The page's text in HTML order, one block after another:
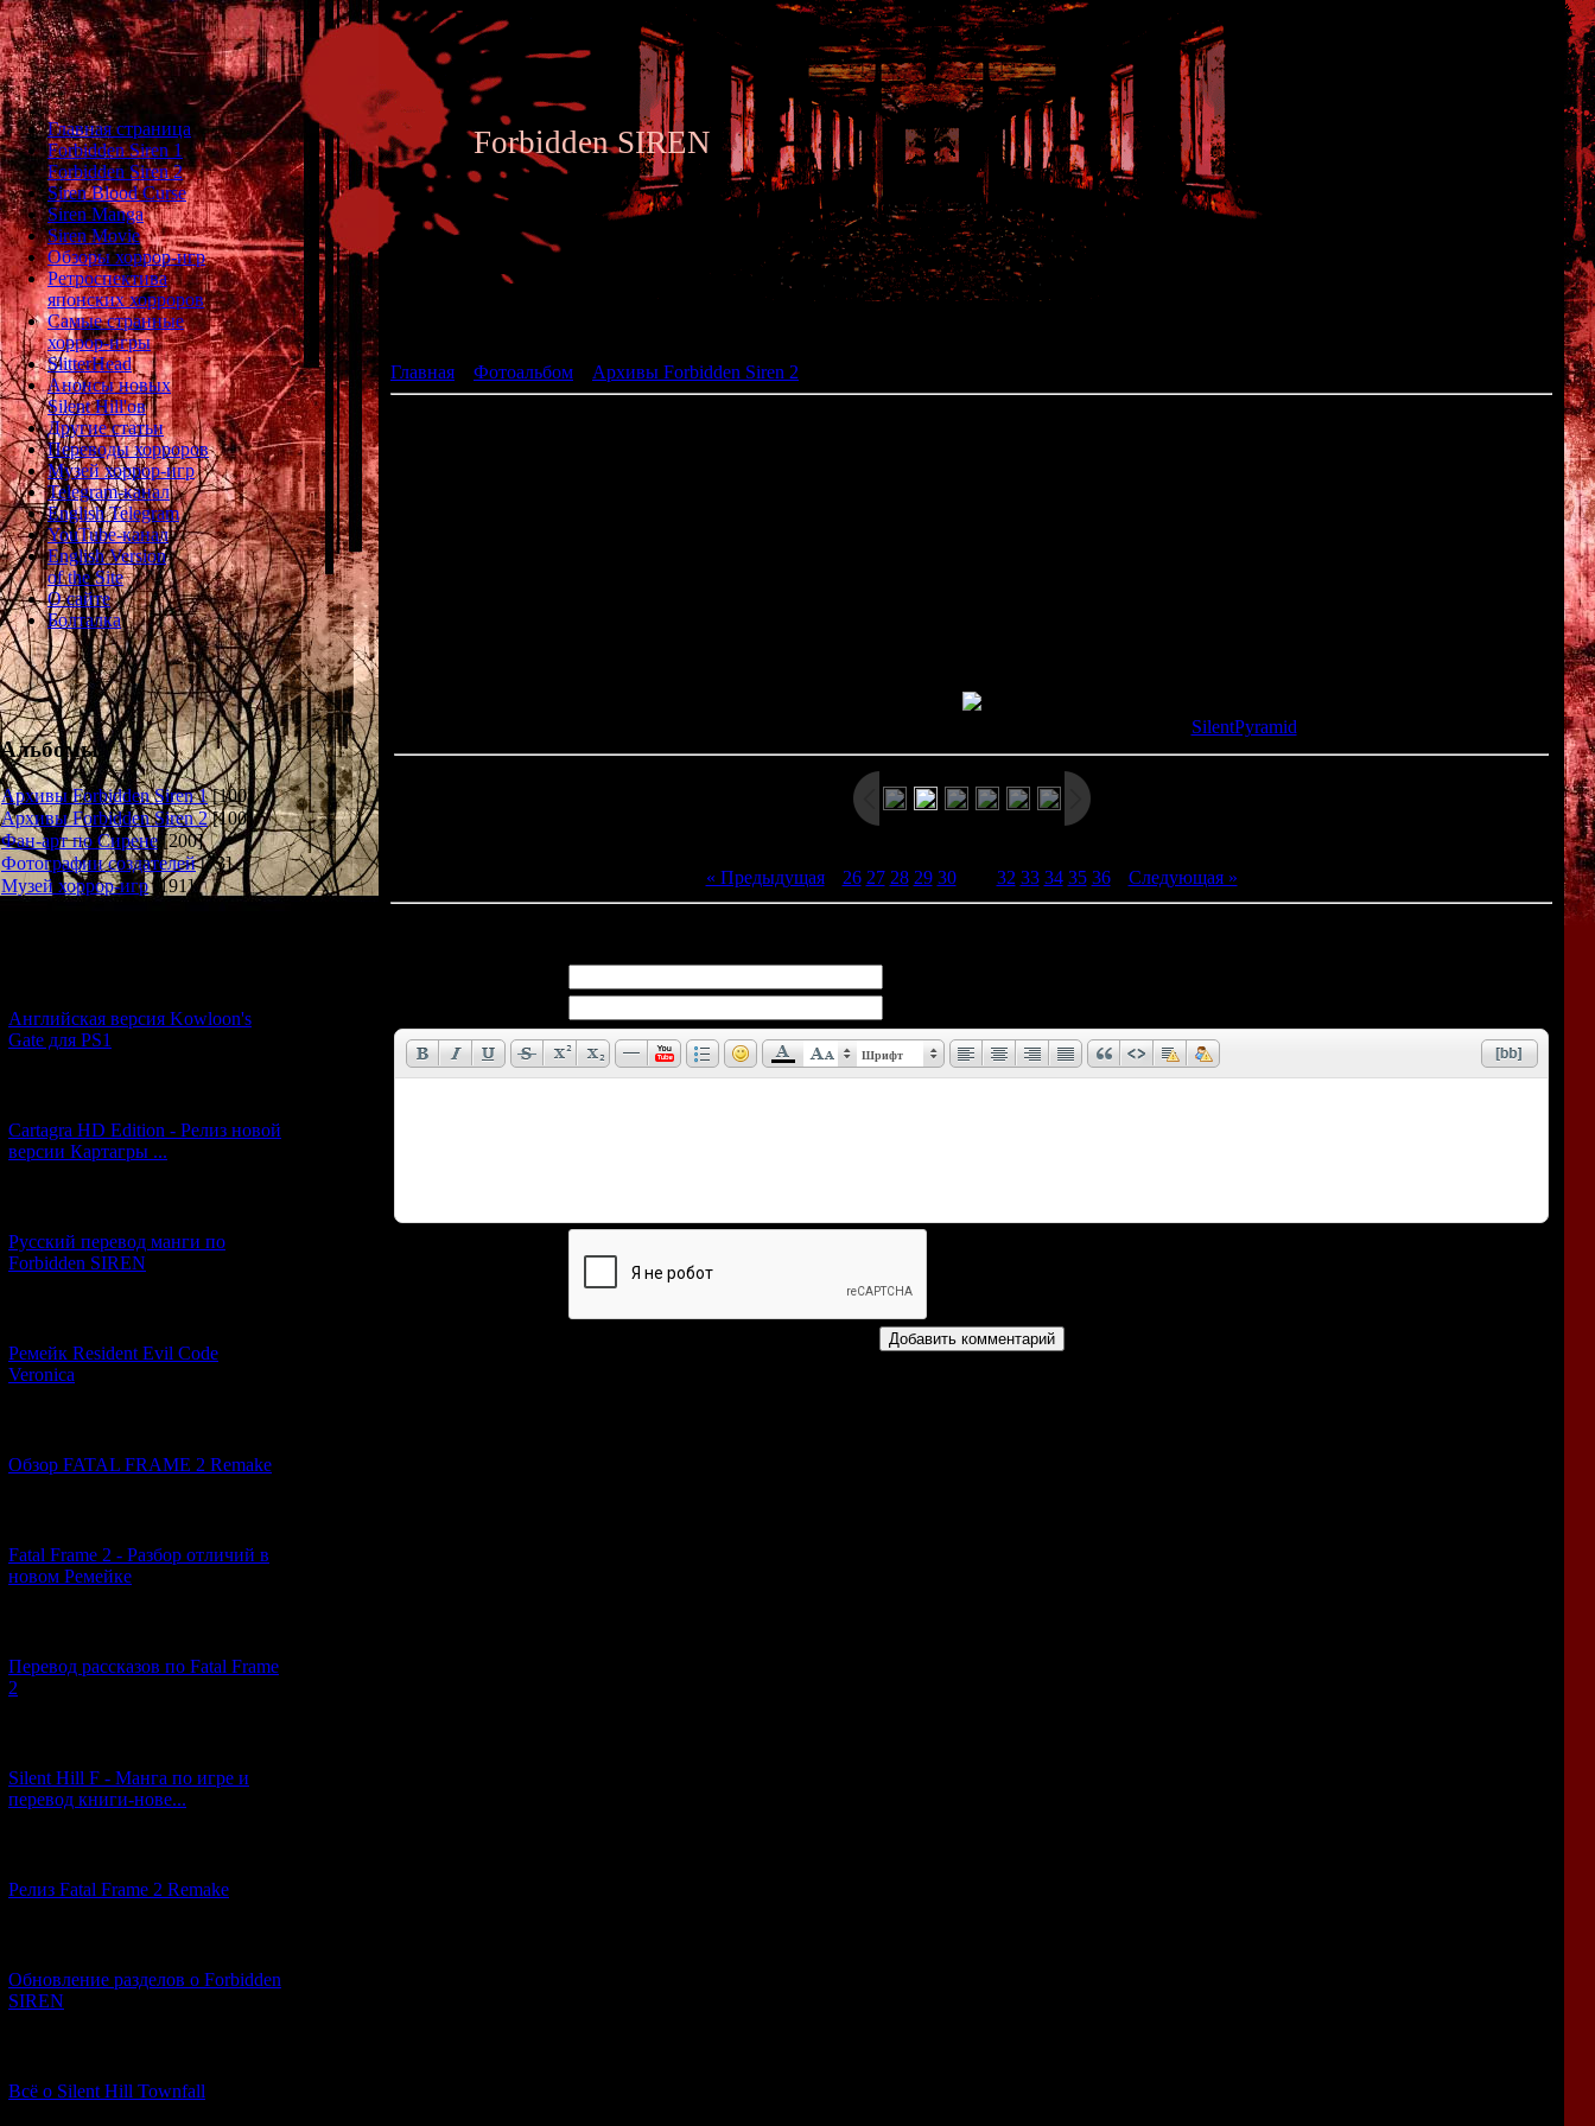
Главная страница
Forbidden Siren 1
Forbidden Siren 2
Siren Blood Curse
Siren Manga
Siren Movie
Обзоры хоррор-игр
Ретроспектива
японских хорроров
Самые странные
хоррор-игры
SlitterHead
Анонсы новых
Silent Hill'ов
Другие статьи
Переводы хорроров
Музей хоррор-игр
Telegram-канал
English Telegram
YouTube-канал
English Version
of the Site
О сайте
Болталка
Альбомы
Архивы Forbidden Siren 1 [100]
Архивы Forbidden Siren 2 [100]
Фан-арт по Сирене [200]
Фотографии создателей [73]
Музей хоррор-игр
[191]
Английская версия Kowloon's
Gate для PS1
Cartagra HD Edition - Релиз новой
версии Картагры ...
Русский перевод манги по
Forbidden SIREN
Ремейк Resident Evil Code
Veronica
Обзор FATAL FRAME 2 Remake
Fatal Frame 2 - Разбор отличий в
новом Ремейке
Перевод рассказов по Fatal Frame
2
Silent Hill F - Манга по игре и
перевод книги-нове...
Релиз Fatal Frame 2 Remake
Обновление разделов о Forbidden
SIREN
Всё о Silent Hill Townfall
Forbidden SIREN
Главная Фотоальбом Архивы Forbidden Siren 2
SilentPyramid
« Предыдущая| 26 27 28 29 30[ 32 33 34 35 36| Следующая »
Шрифт